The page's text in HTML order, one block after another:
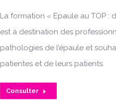
La formation « Epaule au TOP
est à destination des
pathologies de l’épaule et
patientes et de leurs patients.
Consulter